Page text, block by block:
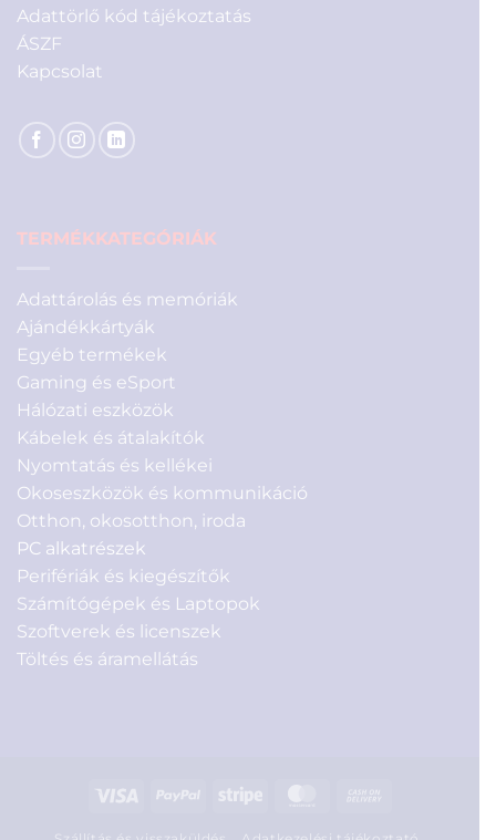
Adattörlő kód tájékoztatás
ÁSZF
Kapcsolat
TERMÉKKATEGÓRIÁK
Adattárolás és memóriák
Ajándékkártyák
Egyéb termékek
Gaming és eSport
Hálózati eszközök
Kábelek és átalakítók
Nyomtatás és kellékei
Okoseszközök és kommunikáció
Otthon, okosotthon, iroda
PC alkatrészek
Perifériák és kiegészítők
Számítógépek és Laptopok
Szoftverek és licenszek
Töltés és áramellátás
Visa PayPal Stripe MasterCard